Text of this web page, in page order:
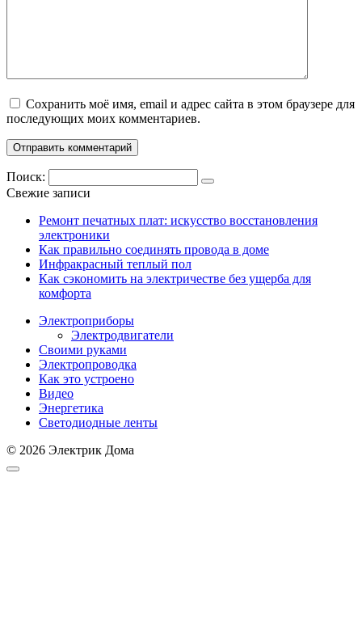
Сохранить моё имя, email и адрес сайта в этом браузере для
последующих моих комментариев.
Поиск:
Свежие записи
Ремонт печатных плат: искусство восстановления
электроники
Как правильно соединять провода в доме
Инфракрасный теплый пол
Как сэкономить на электричестве без ущерба для
комфорта
Электроприборы
Электродвигатели
Своими руками
Электропроводка
Как это устроено
Видео
Энергетика
Светодиодные ленты
© 2026 Электрик Дома